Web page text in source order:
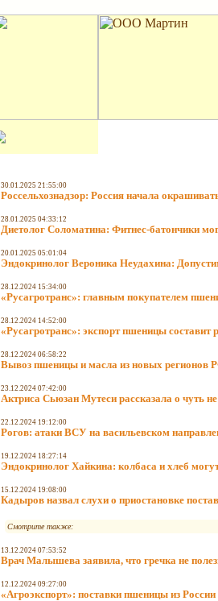
30.01.2025 21:55:00
Россельхознадзор: Россия начала
28.01.2025 04:33:12
Диетолог Соломатина: Фитнес-батончики
20.01.2025 05:01:04
Эндокринолог Вероника Неудахина:
28.12.2024 15:34:00
«Русагротранс»: главным покупателем
28.12.2024 14:52:00
«Русагротранс»: экспорт пшеницы
28.12.2024 06:58:22
Вывоз пшеницы и масла из новых регионов
23.12.2024 07:42:00
Актриса Сьюзан Мутеси рассказала о чуть
22.12.2024 19:12:00
Рогов: атаки ВСУ на васильевском
19.12.2024 18:27:14
Эндокринолог Хайкина: колбаса и хлеб
15.12.2024 19:08:00
Кадыров назвал слухи о приостановке
Смотрите также:
13.12.2024 07:53:52
Врач Малышева заявила, что гречка не
12.12.2024 09:27:00
«Агроэкспорт»: поставки пшеницы из